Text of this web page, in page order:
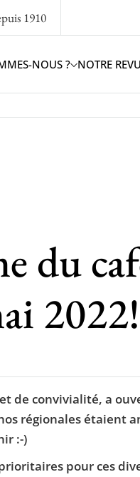
1910
NOUS ? NOTRE
du
2022!
de convivialité, a
régionales étaient
:-)
pour ces